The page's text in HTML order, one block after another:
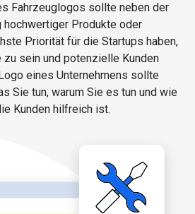
Fahrzeuglogos sollte neben der
hochwertiger Produkte oder
Priorität für die Startups haben,
zu sein und potenzielle Kunden
eines Unternehmens sollte
Sie tun, warum Sie es tun und wie
Kunden hilfreich ist.